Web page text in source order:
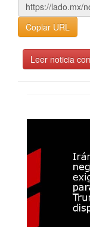
Copiar URL
Leer noticia